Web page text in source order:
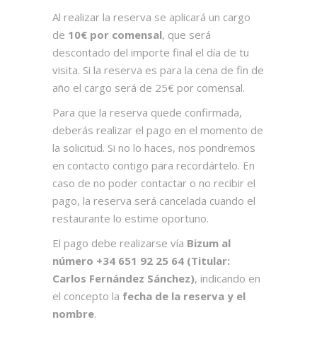
Al realizar la reserva se aplicará un cargo
de 10€ por comensal, que será
descontado del importe final el día de tu
visita. Si la reserva es para la cena de fin de
año el cargo será de 25€ por comensal.
Para que la reserva quede confirmada,
deberás realizar el pago en el momento de
la solicitud. Si no lo haces, nos pondremos
en contacto contigo para recordártelo. En
caso de no poder contactar o no recibir el
pago, la reserva será cancelada cuando el
restaurante lo estime oportuno.
El pago debe realizarse vía Bizum al
número +34 651 92 25 64 (Titular:
Carlos Fernández Sánchez), indicando en
el concepto la fecha de la reserva y el
nombre.